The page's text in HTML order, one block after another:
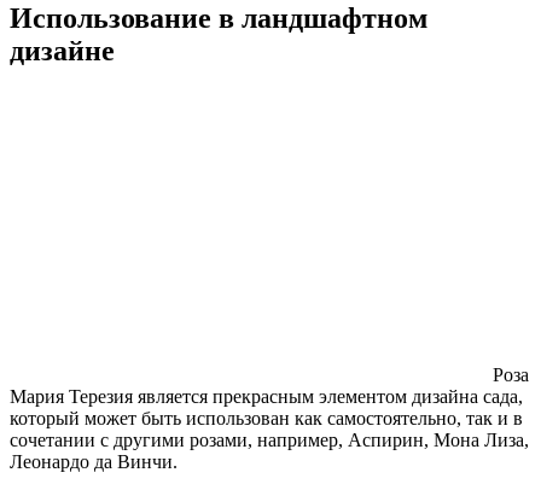
Использование в ландшафтном
дизайне
Роза
Мария Терезия является прекрасным элементом дизайна сада,
который может быть использован как самостоятельно, так и в
сочетании с другими розами, например, Аспирин, Мона Лиза,
Леонардо да Винчи.